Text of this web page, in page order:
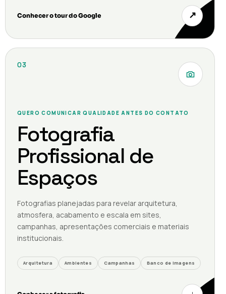
Conhecer o tour do Google ↗
03
QUERO COMUNICAR QUALIDADE ANTES DO CONTATO
Fotografia
Profissional de
Espaços
Fotografias planejadas para revelar arquitetura,
atmosfera, acabamento e escala em sites,
campanhas, apresentações comerciais e materiais
institucionais.
Arquitetura Ambientes Campanhas Banco de imagens